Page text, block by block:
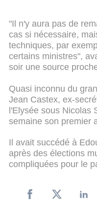
"Il n'y aura pas de
cas si nécessaire,
techniques, par
certains ministres",
soir une source
Quasi inconnu du
Jean Castex, ex-
l'Elysée sous Nicolas
semaine son premier
Il avait succédé à
après des élections
compliquées pour le